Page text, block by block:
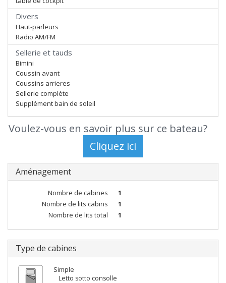
Divers
Haut-parleurs
Radio AM/FM
Sellerie et tauds
Bimini
Coussin avant
Coussins arrieres
Sellerie complète
Supplément bain de soleil
Voulez-vous en savoir plus sur ce bateau?
Aménagement
Nombre de cabines
1
Nombre de lits cabins
1
Nombre de lits total
1
Type de cabines
Simple
Letto sotto consolle